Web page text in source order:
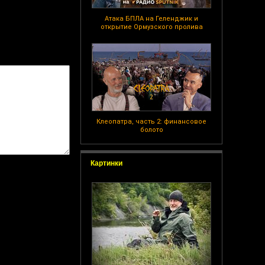
Атака БПЛА на Геленджик и
открытие Ормузского пролива
Клеопатра, часть 2: финансовое
болото
Картинки